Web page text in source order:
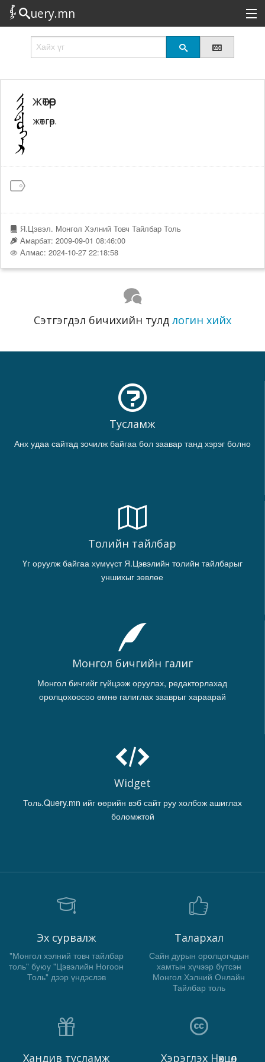
uery.mn
Сонирхолтой
Эрэлттэй
Төрөл
Татах
жөтөөр
жөтгөөр.
Я.Цэвэл. Монгол Хэлний Товч Тайлбар Толь
Амарбат: 2009-09-01 08:46:00
Алмас: 2024-10-27 22:18:58
Сэтгэгдэл бичихийн тулд логин хийх
Тусламж
Анх удаа сайтад зочилж байгаа бол заавар танд хэрэг болно
Толийн тайлбар
Үг оруулж байгаа хүмүүст Я.Цэвэлийн толийн тайлбарыг
уншихыг зөвлөе
Монгол бичгийн галиг
Монгол бичгийг гүйцээж оруулах, редакторлахад
оролцохоосоо өмнө галиглах зааврыг хараарай
Widget
Толь.Query.mn ийг өөрийн вэб сайт руу холбож ашиглах
боломжтой
Эх сурвалж
"Монгол хэлний товч тайлбар
толь" буюу "Цэвэлийн Ногоон
Толь" дээр үндэслэв
Талархал
Сайн дурын оролцогчдын
хамтын хүчээр бүтсэн
Монгол Хэлний Онлайн
Тайлбар толь
Хандив тусламж Хэрэглэх Нөхцөл